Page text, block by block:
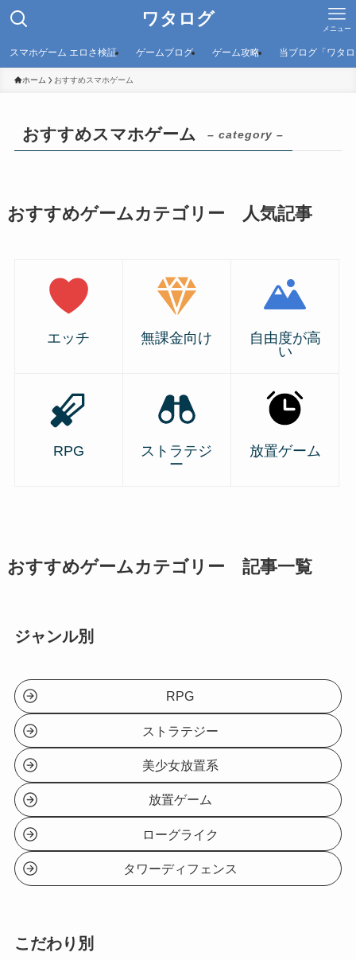
ワタログ メニュー
スマホゲーム エロさ検証 ゲームブログ ゲーム攻略 当ブログ「ワタ
ホーム おすすめスマホゲーム
おすすめスマホゲーム – category –
おすすめゲームカテゴリー 人気記事
エッチ 無課金向け
自由度が高
い
RPG
ストラテジ
ー
放置ゲーム
おすすめゲームカテゴリー 記事一覧
ジャンル別
RPG
ストラテジー
美少女放置系
放置ゲーム
ローグライク
タワーディフェンス
こだわり別